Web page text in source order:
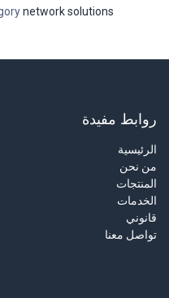
network solutions
روابط مفيدة
الرئيسية
من نحن
المنتجات
الخدمات
قانوني
تواصل معنا